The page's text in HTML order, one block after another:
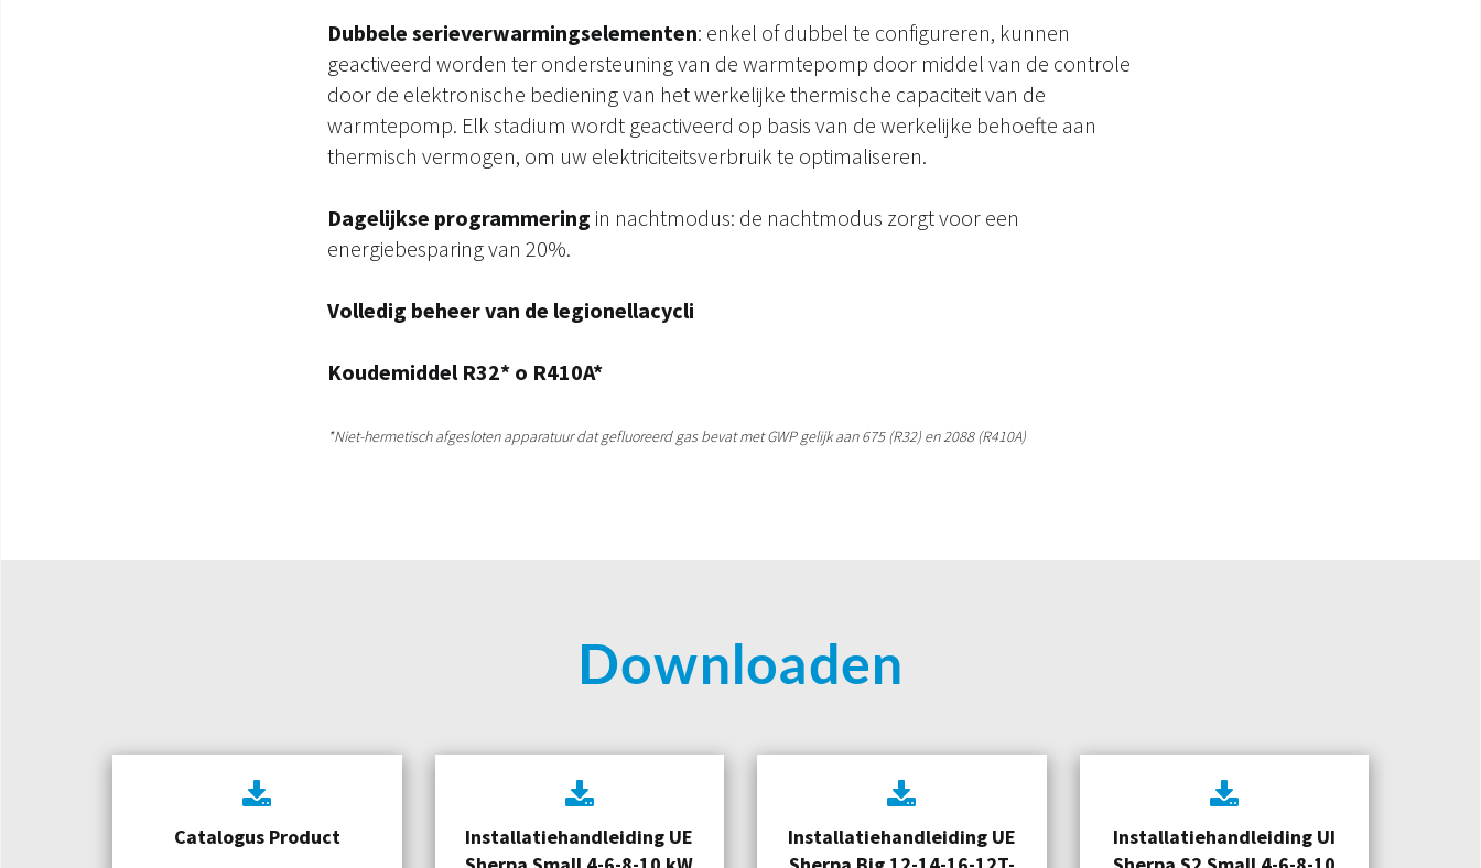
Dubbele serieverwarmingselementen: enkel of dubbel te configureren, kunnen
geactiveerd worden ter ondersteuning van de warmtepomp door middel van de controle
door de elektronische bediening van het werkelijke thermische capaciteit van de
warmtepomp. Elk stadium wordt geactiveerd op basis van de werkelijke behoefte aan
thermisch vermogen, om uw elektriciteitsverbruik te optimaliseren.
Dagelijkse programmering in nachtmodus: de nachtmodus zorgt voor een
energiebesparing van 20%.
Volledig beheer van de legionellacycli
Koudemiddel R32* o R410A*
*Niet-hermetisch afgesloten apparatuur dat gefluoreerd gas bevat met GWP gelijk aan 675 (R32) en 2088 (R410A)
Downloaden
Catalogus Product
Installatiehandleiding UE
Installatiehandleiding UE
Installatiehandleiding UI